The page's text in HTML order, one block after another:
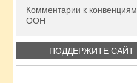
Комментарии к конвенциям
ООН
ПОДДЕРЖИТЕ САЙТ